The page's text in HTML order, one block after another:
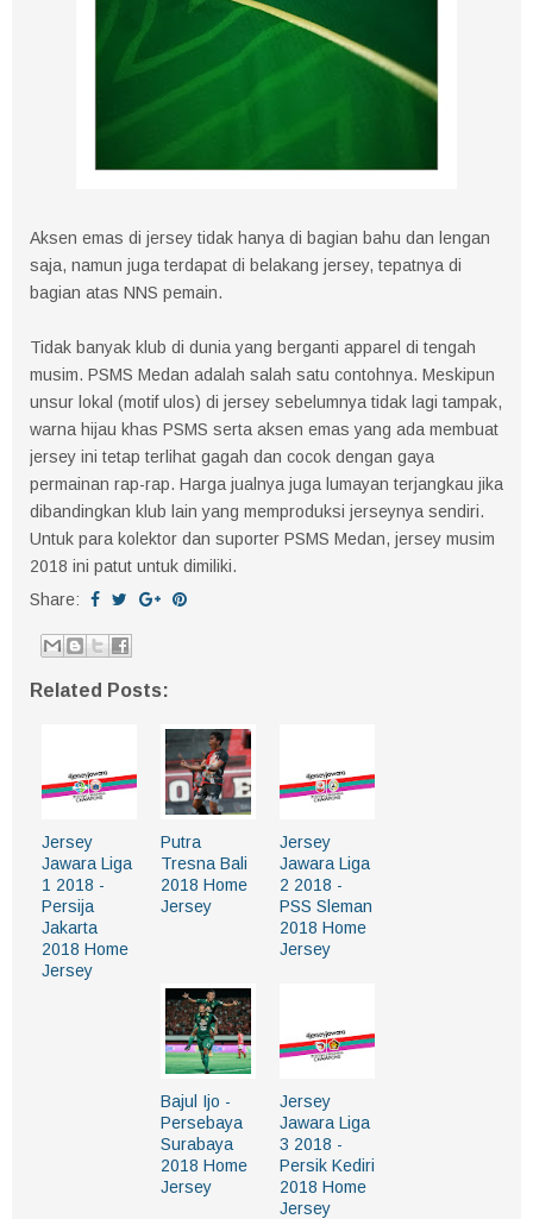
Aksen emas di jersey tidak hanya di bagian bahu dan lengan
saja, namun juga terdapat di belakang jersey, tepatnya di
bagian atas NNS pemain.
Tidak banyak klub di dunia yang berganti apparel di tengah
musim. PSMS Medan adalah salah satu contohnya. Meskipun
unsur lokal (motif ulos) di jersey sebelumnya tidak lagi tampak,
warna hijau khas PSMS serta aksen emas yang ada membuat
jersey ini tetap terlihat gagah dan cocok dengan gaya
permainan rap-rap. Harga jualnya juga lumayan terjangkau jika
dibandingkan klub lain yang memproduksi jerseynya sendiri.
Untuk para kolektor dan suporter PSMS Medan, jersey musim
2018 ini patut untuk dimiliki.
Share:
Related Posts:
Jersey
Jawara Liga
1 2018 -
Persija
Jakarta
2018 Home
Jersey
Putra
Tresna Bali
2018 Home
Jersey
Jersey
Jawara Liga
2 2018 -
PSS Sleman
2018 Home
Jersey
Bajul Ijo -
Persebaya
Surabaya
2018 Home
Jersey
Jersey
Jawara Liga
3 2018 -
Persik Kediri
2018 Home
Jersey